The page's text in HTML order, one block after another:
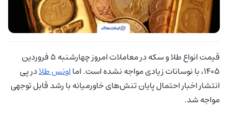
قیمت انواع طلا و سکه در معاملات امروز چهارشنبه 5 فروردین
1405، با نوسانات زیادی مواجه نشده است. اما
اونس طلادر پی
انتشار اخبار احتمال پایان تنش‌های خاورمیانه با رشد قابل توجهی
مواجه شد.